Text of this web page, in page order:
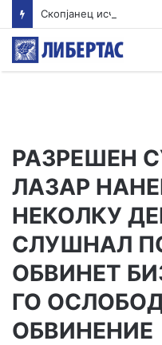
РАЗРЕШЕН
ЛАЗАР
НЕКОЛКУ
СЛУШНАЛ
ОБВИНЕТ
ГО
ОБВИНЕНИЕ